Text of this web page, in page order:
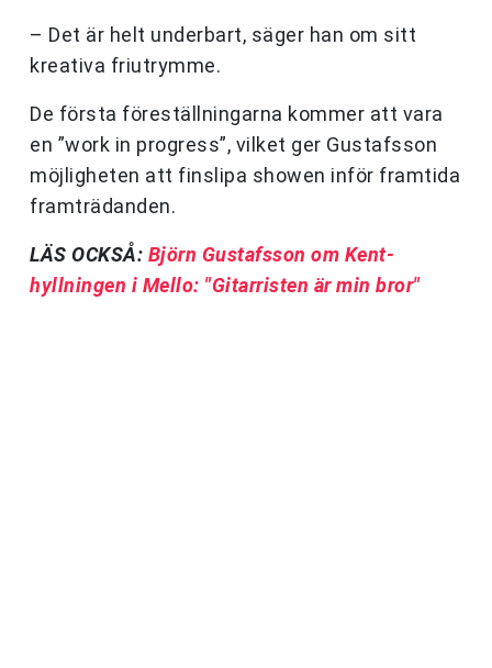
– Det är helt underbart, säger han om sitt
kreativa friutrymme.
De första föreställningarna kommer att vara
en ”work in progress”, vilket ger Gustafsson
möjligheten att finslipa showen inför framtida
framträdanden.
LÄS OCKSÅ: Björn Gustafsson om Kent-
hyllningen i Mello: "Gitarristen är min bror"